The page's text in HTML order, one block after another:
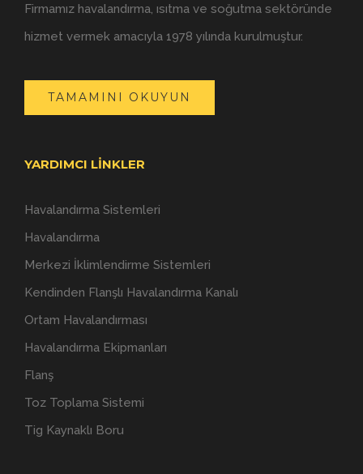
Firmamız havalandırma, ısıtma ve soğutma sektöründe
hizmet vermek amacıyla 1978 yılında kurulmuştur.
TAMAMINI OKUYUN
YARDIMCI LINKLER
Havalandırma Sistemleri
Havalandırma
Merkezi İklimlendirme Sistemleri
Kendinden Flanşlı Havalandırma Kanalı
Ortam Havalandırması
Havalandırma Ekipmanları
Flanş
Toz Toplama Sistemi
Tig Kaynaklı Boru